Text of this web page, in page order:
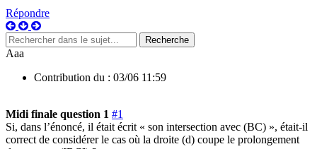
Répondre
Aaa
Contribution du : 03/06 11:59
Midi finale question 1 #1
Si, dans l’énoncé, il était écrit « son intersection avec (BC) », était-il
correct de considérer le cas où la droite (d) coupe le prolongement